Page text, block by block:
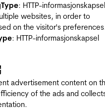
Type: HTTP-informasjonskapsel
websites, in order to
on the visitor's
: HTTP-informasjonskapsel
advertisement content on
of the ads and